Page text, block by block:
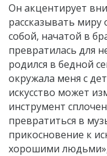
Он акцентирует
рассказывать
собой, начатой в
превратилась для
родился в бедной
окружала меня с
искусство может
инструмент
превратиться в
прикосновение к
хорошими